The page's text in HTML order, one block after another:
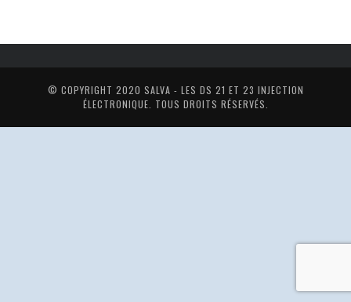
© COPYRIGHT 2020 SALVA - LES DS 21 ET 23 INJECTION
ÉLECTRONIQUE . TOUS DROITS RÉSERVÉS.